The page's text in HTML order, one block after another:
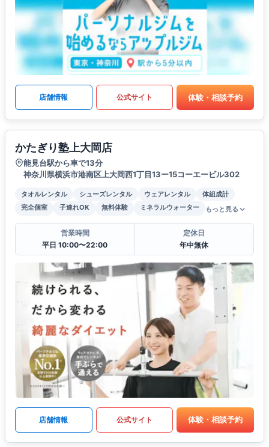
店舗情報 公式サイト 体験・相談予約
かたぎり塾上大岡店
能見台駅から車で13分
神奈川県横浜市港南区上大岡西1丁目13ー15コーエービル302
タオルレンタル シューズレンタル ウェアレンタル
体組成計
完全個室
子連れOK 無料体験 ミネラルウォーター もっと見る
営業時間
平日 10:00〜22:00
定休日
年中無休
店舗情報 公式サイト 体験・相談予約